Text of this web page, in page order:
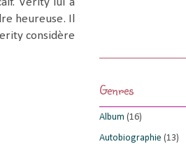
Verity lui a
heureuse. Il
considère
Genres
Album (16)
Autobiographie (13)